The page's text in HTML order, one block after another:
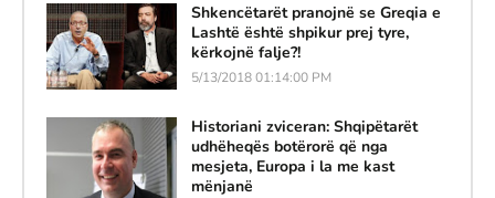
Shkencëtarët pranojnë se Greqia e
Lashtë është shpikur prej tyre,
kërkojnë falje?!
5/13/2018 01:14:00 PM
Historiani zviceran: Shqipëtarët
udhëheqës botërorë që nga
mesjeta, Europa i la me kast
mënjanë